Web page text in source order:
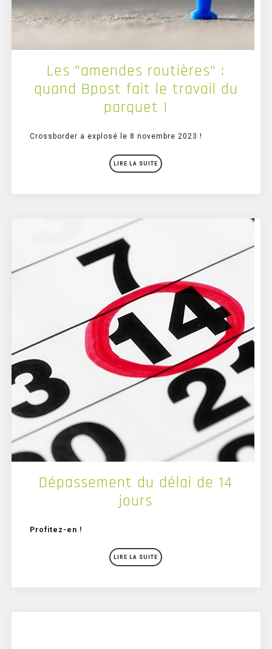
Les "amendes routières" :
quand Bpost fait le travail du
parquet !
Crossborder a explosé le 8 novembre 2023 !
LIRE LA SUITE
Dépassement du délai de 14
jours
Profitez-en !
LIRE LA SUITE